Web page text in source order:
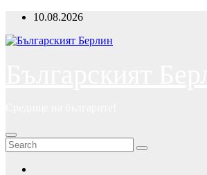
Skip
content
10.08.2026